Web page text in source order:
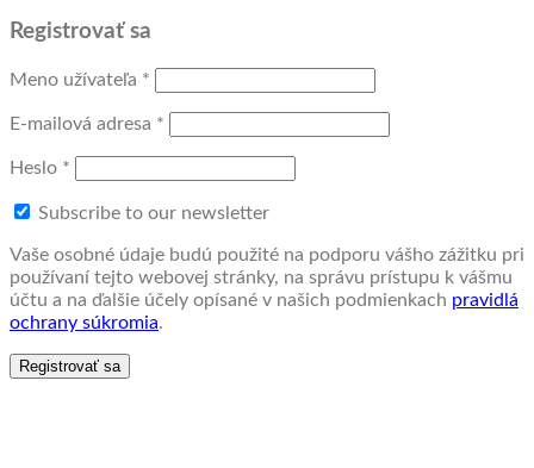
Registrovať sa
Meno užívateľa *
E-mailová adresa *
Heslo *
Subscribe to our newsletter
Vaše osobné údaje budú použité na podporu vášho zážitku pri
používaní tejto webovej stránky, na správu prístupu k vášmu
účtu a na ďalšie účely opísané v našich podmienkach pravidlá
ochrany súkromia.
Registrovať sa